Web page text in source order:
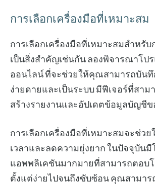
การเลือกเครื่องมือที่เหมาะสม
การเลือกเครื่องมือที่เหมาะสมสำหรั
เป็นสิ่งสำคัญเช่นกัน ลองพิจารณาโป
ออนไลน์ ที่จะช่วยให้คุณสามารถบัน
ง่ายดายและเป็นระบบ มีฟีเจอร์ที่สาม
สร้างรายงานและอัปเดตข้อมูลบัญชี
การเลือกเครื่องมือที่เหมาะสมจะช่ว
เวลาและลดความยุ่งยาก ในปัจจุบัน
แอพพลิเคชันมากมายที่สามารถตอบ
ตั้งแต่ง่ายไปจนถึงซับซ้อน คุณสามาร